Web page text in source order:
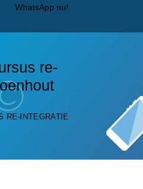
WhatsApp nu!
re-
RE-INTEGRATIE